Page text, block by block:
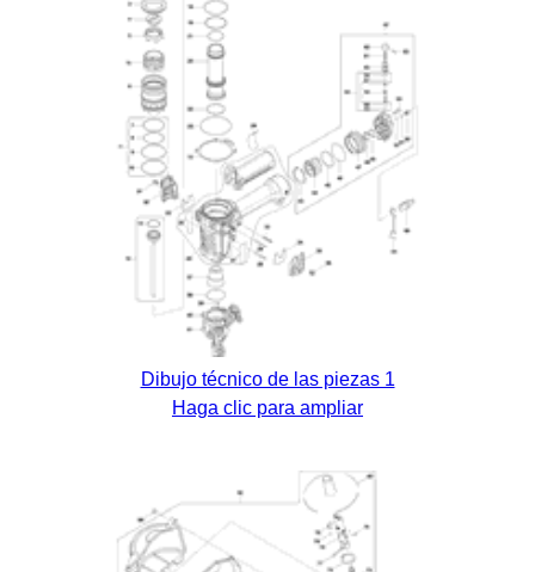
Dibujo técnico de las piezas 1
Haga clic para ampliar